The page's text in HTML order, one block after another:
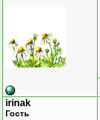
irinak
Гость